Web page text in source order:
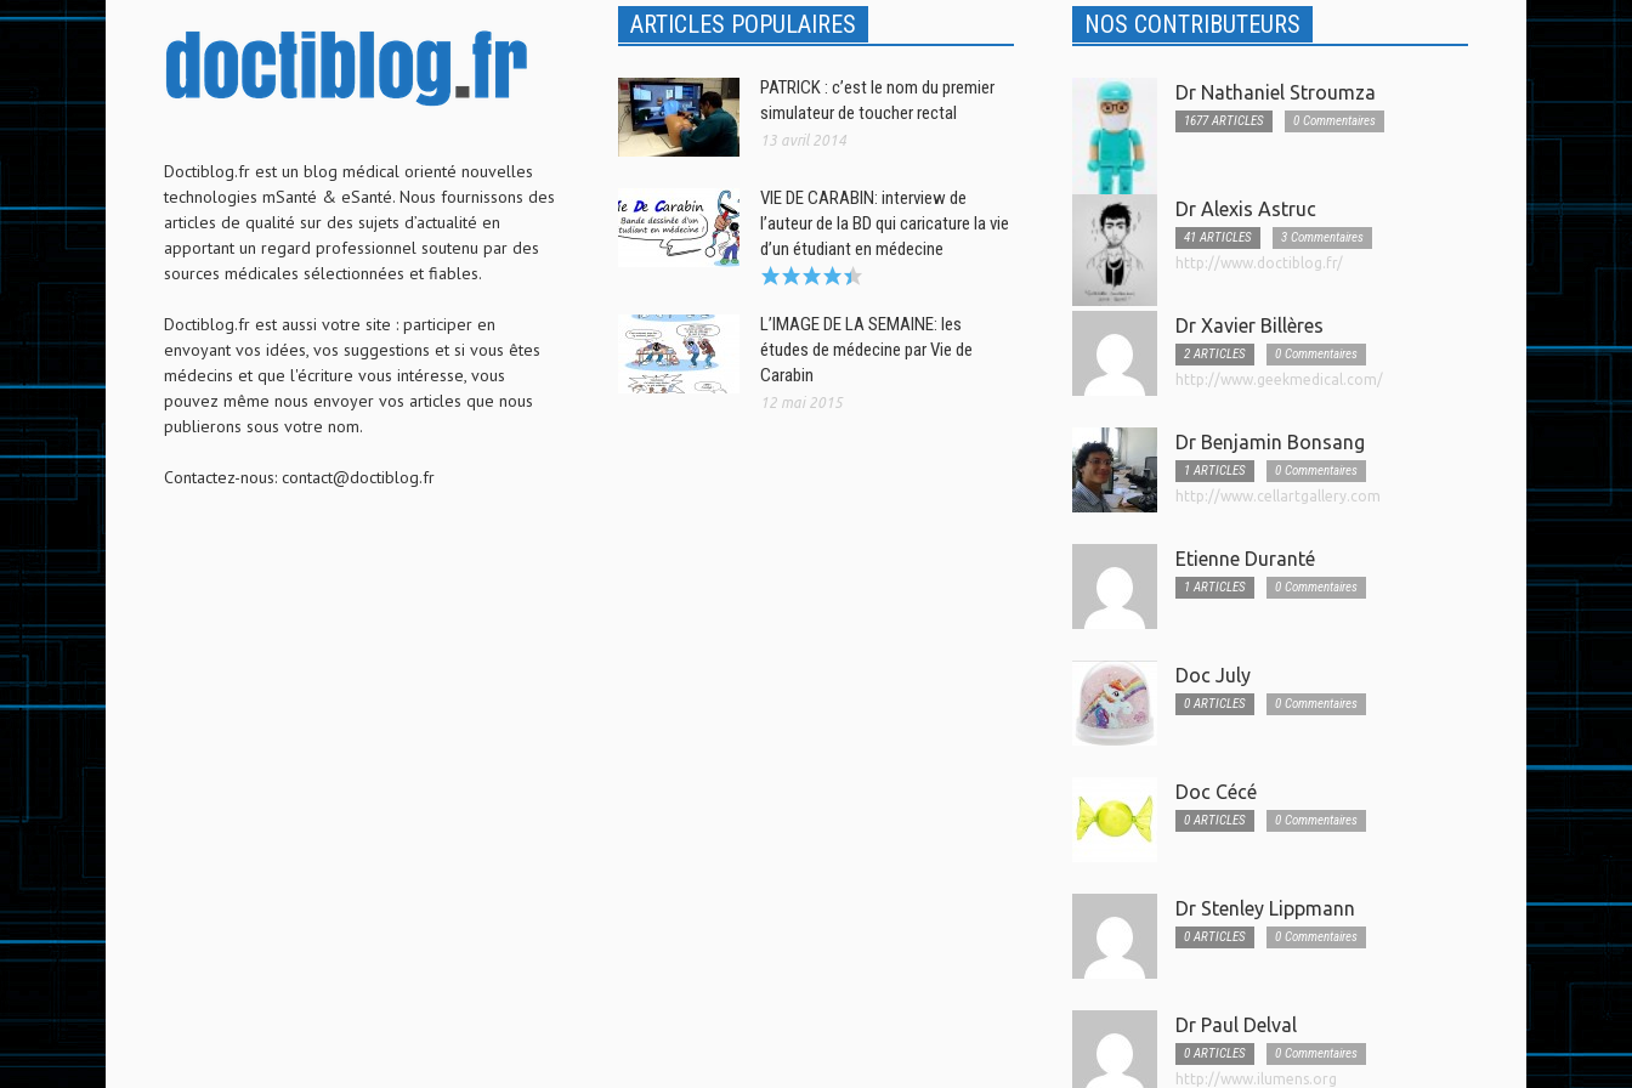
Doctiblog.fr est un blog médical orienté nouvelles
technologies mSanté & eSanté. Nous fournissons des
articles de qualité sur des sujets d’actualité en
apportant un regard professionnel soutenu par des
sources médicales sélectionnées et fiables.
Doctiblog.fr est aussi votre site : participer en
envoyant vos idées, vos suggestions et si vous êtes
médecins et que l'écriture vous intéresse, vous
pouvez même nous envoyer vos articles que nous
publierons sous votre nom.
Contactez-nous: contact@doctiblog.fr
ARTICLES POPULAIRES
PATRICK : c’est le nom du premier
simulateur de toucher rectal
13 avril 2014
VIE DE CARABIN: interview de
l’auteur de la BD qui caricature la vie
d’un étudiant en médecine
L’IMAGE DE LA SEMAINE: les
études de médecine par Vie de
Carabin
12 mai 2015
NOS CONTRIBUTEURS
Dr Nathaniel Stroumza
1677 ARTICLES 0 Commentaires
Dr Alexis Astruc
41 ARTICLES
3 Commentaires
http://www.doctiblog.fr/
Dr Xavier Billères
2 ARTICLES
0 Commentaires
http://www.geekmedical.com/
Dr Benjamin Bonsang
1 ARTICLES
0 Commentaires
http://www.cellartgallery.com
Etienne Duranté
1 ARTICLES 0 Commentaires
Doc July
0 ARTICLES 0 Commentaires
Doc Cécé
0 ARTICLES 0 Commentaires
Dr Stenley Lippmann
0 ARTICLES 0 Commentaires
Dr Paul Delval
0 ARTICLES
0 Commentaires
http://www.ilumens.org